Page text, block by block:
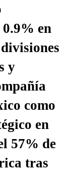
en
y
como
en
57% de
tras